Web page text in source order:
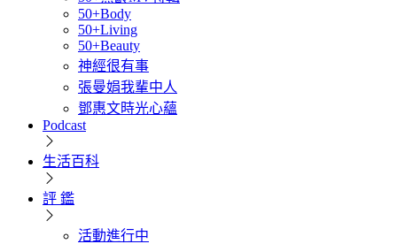
50+Body
50+Living
50+Beauty
神經很有事
張曼娟我輩中人
鄧惠文時光心蘊
Podcast
生活百科
評 鑑
活動進行中